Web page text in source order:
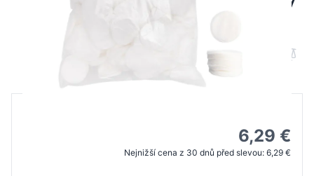
B2B cena Maloobchodní cena
6,29 €
Nejnižší cena z 30 dnů před slevou: 6,29 €